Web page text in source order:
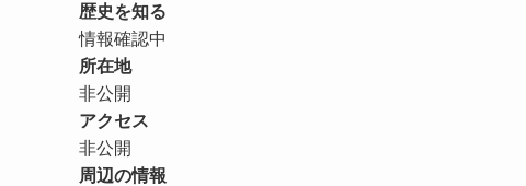
歴史を知る
情報確認中
所在地
非公開
アクセス
非公開
周辺の情報